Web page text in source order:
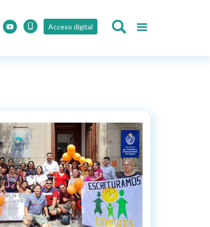
Acceso digital